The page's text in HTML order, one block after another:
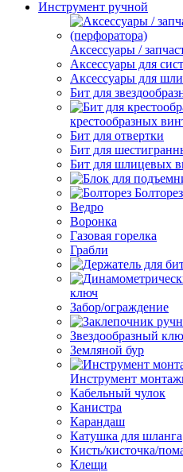
Инструмент ручной
Аксессуары /
Аксессуары для
Аксессуары для
Бит для
крестообразных
Бит для отвертки
Бит для
Бит для шлицевых
Болторез
Ведро
Воронка
Газовая горелка
Грабли
ключ
Забор/ограждение
Звездообразный
Земляной бур
Инструмент
Кабельный чулок
Канистра
Карандаш
Катушка для шланга
Кисть/кисточка/
Клещи